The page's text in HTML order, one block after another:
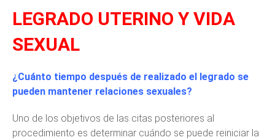
LEGRADO UTERINO Y VIDA
SEXUAL
¿Cuánto tiempo después de realizado el legrado se
pueden mantener relaciones sexuales?
Uno de los objetivos de las citas posteriores al
procedimiento es determinar cuándo se puede reiniciar la